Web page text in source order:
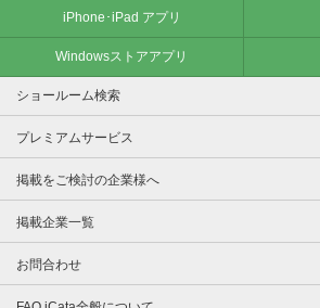
iPhone･iPad アプリ
Windowsストアアプリ
ショールーム検索
プレミアムサービス
掲載をご検討の企業様へ
掲載企業一覧
お問合わせ